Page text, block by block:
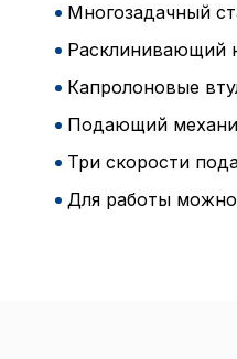
Многозадачный
Расклинивающий
Капролоновые
Подающий
Три скорости
Для работы